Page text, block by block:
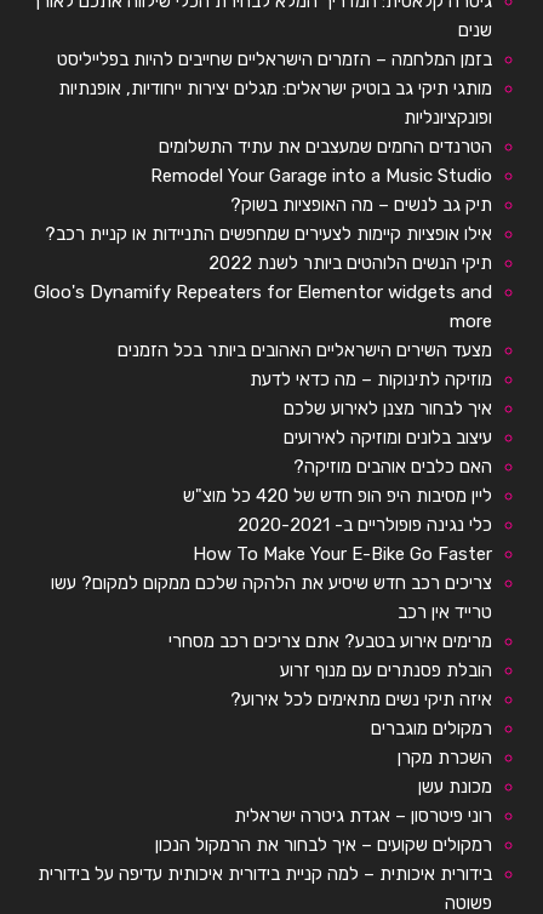
שנים
בזמן המלחמה – הזמרים הישראליים שחייבים להיות בפלייליסט
מותגי תיקי גב בוטיק ישראלים: מגלים יצירות ייחודיות, אופנתיות
ופונקציונליות
הטרנדים החמים שמעצבים את עתיד התשלומים
Remodel Your Garage into a Music Studio
תיק גב לנשים – מה האופציות בשוק?
אילו אופציות קיימות לצעירים שמחפשים התניידות או קניית רכב?
תיקי הנשים הלוהטים ביותר לשנת 2022
Gloo's Dynamify Repeaters for Elementor widgets and
more
מצעד השירים הישראליים האהובים ביותר בכל הזמנים
מוזיקה לתינוקות – מה כדאי לדעת
איך לבחור מצנן לאירוע שלכם
עיצוב בלונים ומוזיקה לאירועים
האם כלבים אוהבים מוזיקה?
ליין מסיבות היפ הופ חדש של 420 כל מוצ"ש
כלי נגינה פופולריים ב- 2020-2021
How To Make Your E-Bike Go Faster
צריכים רכב חדש שיסיע את הלהקה שלכם ממקום למקום? עשו
טרייד אין רכב
מרימים אירוע בטבע? אתם צריכים רכב מסחרי
הובלת פסנתרים עם מנוף זרוע
איזה תיקי נשים מתאימים לכל אירוע?
רמקולים מוגברים
השכרת מקרן
מכונת עשן
רוני פיטרסון – אגדת גיטרה ישראלית
רמקולים שקועים – איך לבחור את הרמקול הנכון
בידורית איכותית – למה קניית בידורית איכותית עדיפה על בידורית
פשוטה